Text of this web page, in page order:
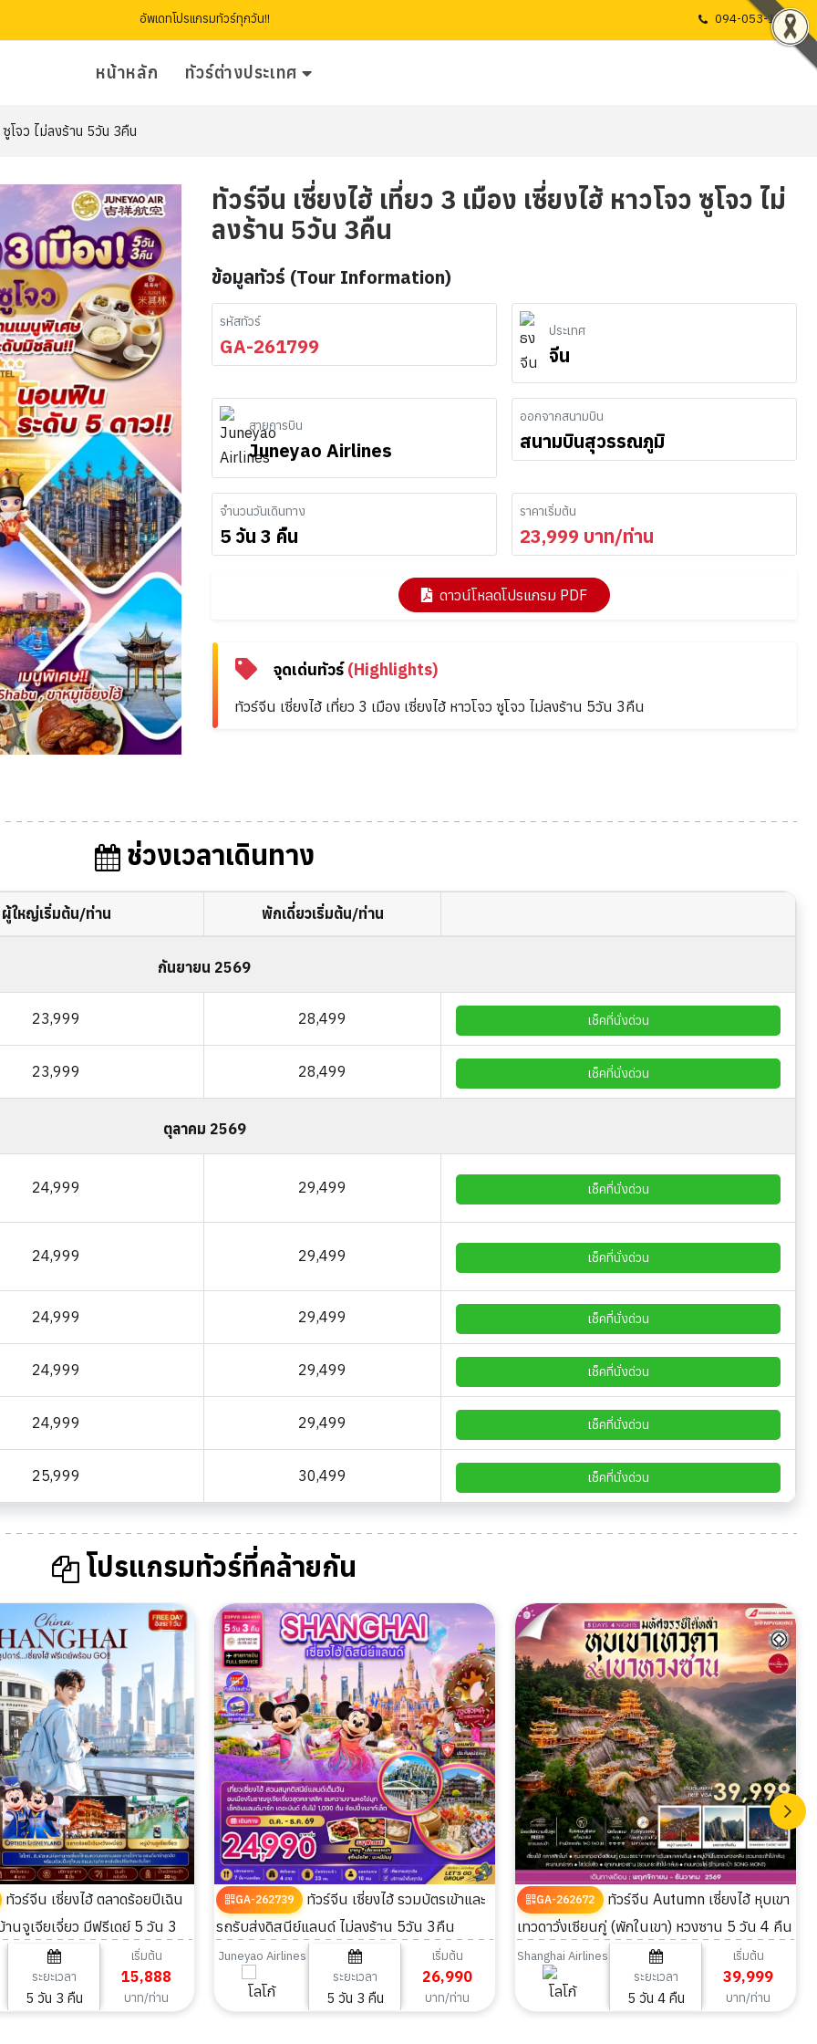
อัพเดทโปรแกรมทัวร์ทุกวัน!! 094-053-1725
หน้าหลัก ทัวร์ต่างประเทศ
โจว ไม่ลงร้าน 5วัน 3คืน
ทัวร์จีน เซี่ยงไฮ้ เที่ยว 3 เมือง เซี่ยงไฮ้ หาวโจว ซูโจว ไม่
ลงร้าน 5วัน 3คืน
ข้อมูลทัวร์ (Tour Information)
รหัสทัวร์
GA-261799
ประเทศ
จีน
สายการบิน
Juneyao Airlines
ออกจากสนามบิน
สนามบินสุวรรณภูมิ
จำนวนวันเดินทาง
5 วัน 3 คืน
ราคาเริ่มต้น
23,999 บาท/ท่าน
ดาวน์โหลดโปรแกรม PDF
จุดเด่นทัวร์(Highlights)
ทัวร์จีน เซี่ยงไฮ้ เที่ยว 3 เมือง เซี่ยงไฮ้ หาวโจว ซูโจว ไม่ลงร้าน 5วัน 3คืน
ช่วงเวลาเดินทาง
ผู้ใหญ่เริ่มต้น/ท่าน พักเดี่ยวเริ่มต้น/ท่าน
กันยายน 2569
23,999 28,499 เช็คที่นั่งด่วน
23,999 28,499 เช็คที่นั่งด่วน
ตุลาคม 2569
24,999 29,499 เช็คที่นั่งด่วน
24,999 29,499 เช็คที่นั่งด่วน
24,999 29,499 เช็คที่นั่งด่วน
24,999 29,499 เช็คที่นั่งด่วน
24,999 29,499 เช็คที่นั่งด่วน
25,999 30,499 เช็คที่นั่งด่วน
โปรแกรมทัวร์ที่คล้ายกัน
ทัวร์จีน เซี่ยงไฮ้ ตลาดร้อยปีเฉิน
นจูเจียเจี่ยว มีฟรีเดย์ 5 วัน 3
ระยะเวลา
5 วัน 3 คืน
เริ่มต้น
15,888
บาท/ท่าน
GA-262739
ทัวร์จีน เซี่ยงไฮ้ รวมบัตรเข้าและ
รถรับส่งดิสนีย์แลนด์ ไม่ลงร้าน 5วัน 3คืน
Juneyao Airlines
ระยะเวลา
5 วัน 3 คืน
เริ่มต้น
26,990
บาท/ท่าน
GA-262672
ทัวร์จีน Autumn เซี่ยงไฮ้ หุบเขา
เทวดาวั่งเซียนกู่ (พักในเขา) หวงซาน 5 วัน 4 คืน
Shanghai Airlines
ระยะเวลา
5 วัน 4 คืน
เริ่มต้น
39,999
บาท/ท่าน